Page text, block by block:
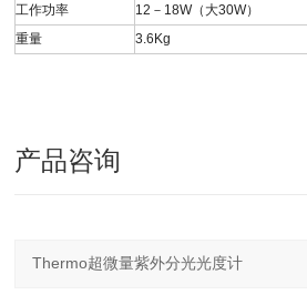
工作功率
12－18W（大30W）
重量
3.6Kg
产品咨询